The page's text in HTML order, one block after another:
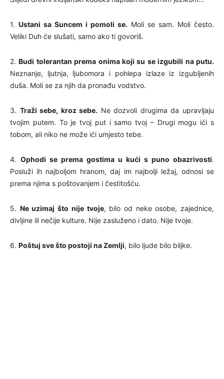
1. Ustani sa Suncem i pomoli se. Moli se sam. Moli često.
Veliki Duh će slušati, samo ako ti govoriš.
2.Budi tolerantan prema onima koji su se izgubili na putu.
Neznanje, ljutnja, ljubomora i pohlepa izlaze iz izgubljenih
duša. Moli se za njih da pronađu vodstvo.
3. Traži sebe, kroz sebe. Ne dozvoli drugima da upravljaju
tvojim putem. To je tvoj put i samo tvoj – Drugi mogu ići s
tobom, ali niko ne može ići umjesto tebe.
4. Ophodi se prema gostima u kući s puno obazrivosti.
Posluži ih najboljom hranom, daj im najbolji ležaj, odnosi se
prema njima s poštovanjem i čestitošću.
5. Ne uzimaj što nije tvoje, bilo od neke osobe, zajednice,
divljine ili nečije kulture. Nije zasluženo i dato. Nije tvoje.
6. Poštuj sve što postoji na Zemlji, bilo ljude bilo biljke.